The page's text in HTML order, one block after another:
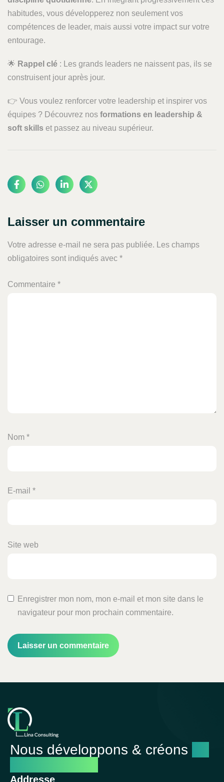
habitudes, vous développerez non seulement vos
compétences de leader, mais aussi votre impact sur votre
entourage.
🌟 Rappel clé : Les grands leaders ne naissent pas, ils se
construisent jour après jour.
👉 Vous voulez renforcer votre leadership et inspirer vos
équipes ? Découvrez nos formations en leadership &
soft skills et passez au niveau supérieur.
Laisser un commentaire
Votre adresse e-mail ne sera pas publiée.
Les champs
obligatoires sont indiqués avec *
Commentaire *
Nom *
E-mail *
Site web
Enregistrer mon nom, mon e-mail et mon site dans le
navigateur pour mon prochain commentaire.
Nous développons & créons
Addresse